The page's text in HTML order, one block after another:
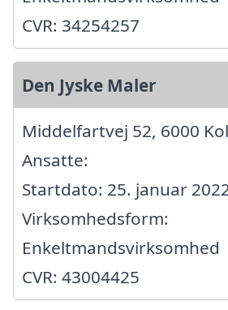
CVR: 34254257
Den Jyske Maler
Middelfartvej 52, 6000
Ansatte:
Startdato: 25. januar
Virksomhedsform:
Enkeltmandsvirksomhed
CVR: 43004425